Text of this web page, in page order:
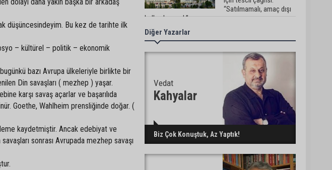
düşüncesindeyim. Bu kez de tarihte ilk
– kültürel – politik – ekonomik
bazı Avrupa ülkeleriyle birlikte bir
Din savaşları ( mezhep ) yaşar.
karşı savaş açarlar ve başarılıda
Goethe, Wahlheim prensliğinde doğar. (
kaydetmiştir. Ancak edebiyat ve
sonrası Avrupada mezhep savaşı
“Satılmamalı, amaç dışı
kullanılmamalı”
Dr. Müzeyyen Şevkin:
“Ortadoğu’da kalıcı barış
ve iş birliği sağlanmalı”
AOSB’de üniversite-
sanayi iş birliği toplantısı
gerçekleştirildi
CHP Adana’da ilçe
başkanlığı atamaları
Diğer Yazarlar
Vedat
Kahyalar
Biz Çok Konuştuk, Az Yaptık!